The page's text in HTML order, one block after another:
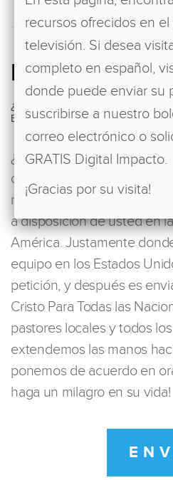
PETICIONES
¿NECESITA UN TOQUE
EN ORACIÓN.
¿Podría utilizar una
cielo en alguna área de su
milagros que vemos en el
a disposición de usted en
América. Justamente
equipo en los Estados
petición, y después es
Cristo Para Todas las
pastores locales y todos
extendemos las manos
ponemos de acuerdo en
haga un milagro en su vida!
recursos ofrecidos en
televisión. Si desea
completo en español,
donde puede enviar su
suscribirse a nuestro
correo electrónico o
GRATIS Digital Impacto.
¡Gracias por su visita!